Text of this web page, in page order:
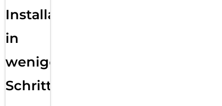
Installation
in
wenigen
Schritten